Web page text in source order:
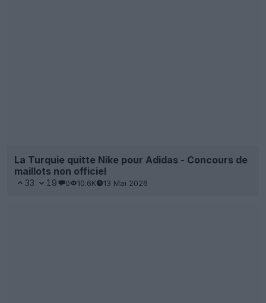
La Turquie quitte Nike pour Adidas - Concours de
maillots non officiel
33 19 0 10.6K 13 Mai 2026